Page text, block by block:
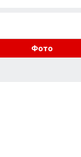
Фото